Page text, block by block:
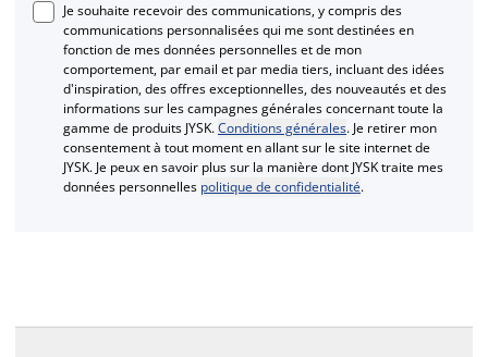
Je souhaite recevoir des communications, y compris des
communications personnalisées qui me sont destinées en
fonction de mes données personnelles et de mon
comportement, par email et par media tiers, incluant des idées
d'inspiration, des offres exceptionnelles, des nouveautés et des
informations sur les campagnes générales concernant toute la
gamme de produits JYSK.Conditions générales. Je retirer mon
consentement à tout moment en allant sur le site internet de
JYSK. Je peux en savoir plus sur la manière dont JYSK traite mes
données personnelles politique de confidentialité.